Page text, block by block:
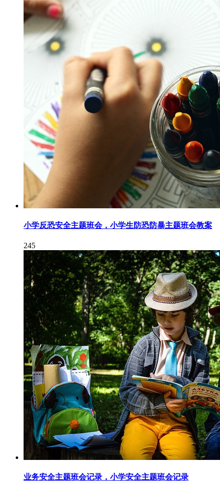
小学反恐安全主题班会，小学生防恐防暴主题班会教案
245
业务安全主题班会记录，小学安全主题班会记录